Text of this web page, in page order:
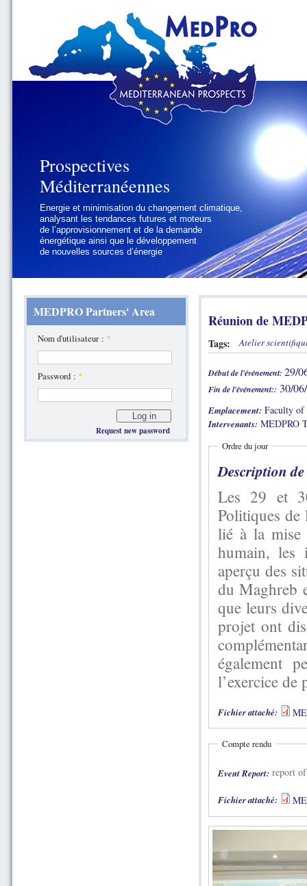
Prospectives
Méditerranéennes
Energie et minimisation du changement climatique,
analysant les tendances futures et moteurs
de l’approvisionnement et de la demande
énergétique ainsi que le développement
de nouvelles sources d’énergie
Prospectives
Méditerranéennes
Géopolitique et gouvernance, se focalisant sur les
défis politiques régionaux et internationaux
auxquels les pays méditerranéens
doivent faire face
MEDPRO Partners' Area
Nom d'utilisateur : *
Password : *
Request new password
Réunion de
Tags: Atelier
Début de l'événement: 29/
Fin de l'événement:: 30/
Emplacement: Faculty of
Intervenants: MEDPRO
Ordre du jour
Description
Les 29 et
Politiques de
lié à la mise
humain, les
aperçu des
du Maghreb
que leurs
projet ont
également
l’exercice de
Fichier attaché:
Compte rendu
Event Report: report
Fichier attaché: